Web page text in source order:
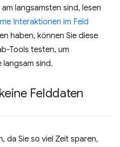
langsamsten sind, lesen
Interaktionen im Feld
haben, können Sie diese
Tools testen, um
langsam sind.
Felddaten
da Sie so viel Zeit sparen,